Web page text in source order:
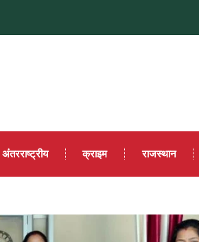
अंतरराष्ट्रीय क्राइम राजस्थान